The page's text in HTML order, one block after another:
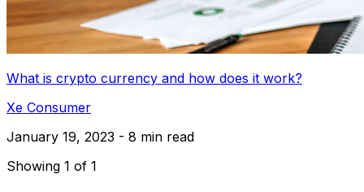
What is crypto currency and how does it work?
Xe Consumer
January 19, 2023 - 8 min read
Showing 1 of 1